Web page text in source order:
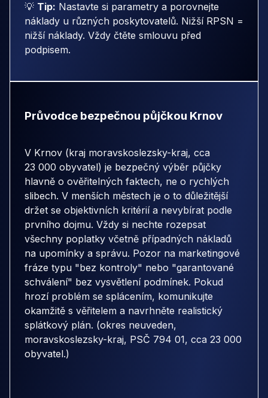
💡 Tip: Nastavte si parametry a porovnejte
náklady u různých poskytovatelů. Nižší RPSN =
nižší náklady. Vždy čtěte smlouvu před
podpisem.
Průvodce bezpečnou půjčkou Krnov
V Krnov (kraj moravskoslezsky-kraj, cca
23 000 obyvatel) je bezpečný výběr půjčky
hlavně o ověřitelných faktech, ne o rychlých
slibech. V menších městech je o to důležitější
držet se objektivních kritérií a nevybírat podle
prvního dojmu. Vždy si nechte rozepsat
všechny poplatky včetně případných nákladů
na upomínky a správu. Pozor na marketingové
fráze typu "bez kontroly" nebo "garantované
schválení" bez vysvětlení podmínek. Pokud
hrozí problém se splácením, komunikujte
okamžitě s věřitelem a navrhněte realistický
splátkový plán. (okres neuveden,
moravskoslezsky-kraj, PSČ 794 01, cca 23 000
obyvatel.)